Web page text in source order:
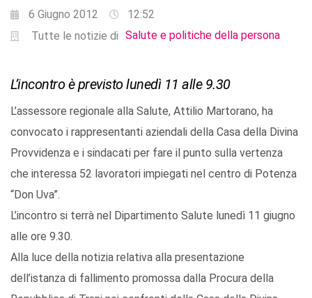
6 Giugno 2012
12:52
Tutte le notizie di Salute e politiche della persona
L’incontro è previsto lunedì 11 alle 9.30
L’assessore regionale alla Salute, Attilio Martorano, ha
convocato i rappresentanti aziendali della Casa della Divina
Provvidenza e i sindacati per fare il punto sulla vertenza
che interessa 52 lavoratori impiegati nel centro di Potenza
“Don Uva”.
L’incontro si terrà nel Dipartimento Salute lunedì 11 giugno
alle ore 9.30.
Alla luce della notizia relativa alla presentazione
dell’istanza di fallimento promossa dalla Procura della